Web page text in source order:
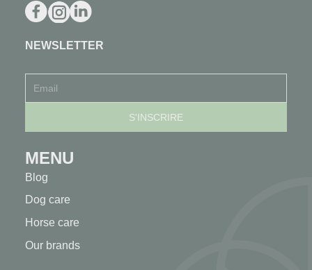
NEWSLETTER
MENU
Blog
Dog care
Horse care
Our brands